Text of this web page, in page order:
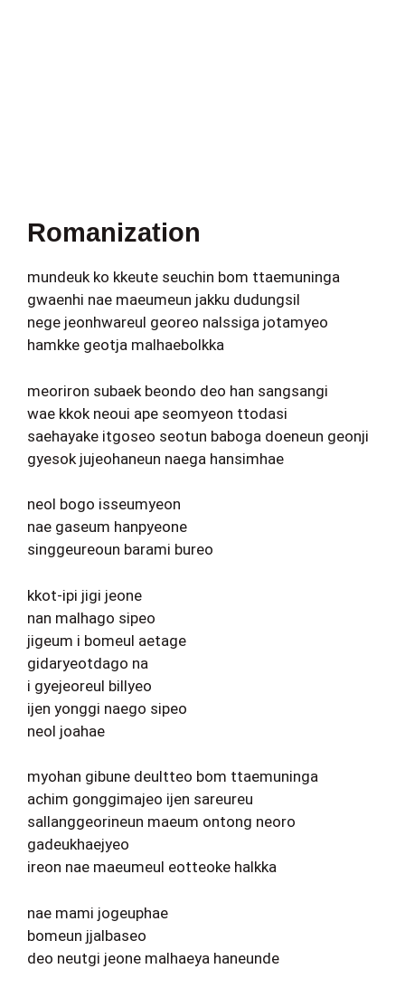
Romanization
mundeuk ko kkeute seuchin bom ttaemuninga
gwaenhi nae maeumeun jakku dudungsil
nege jeonhwareul georeo nalssiga jotamyeo
hamkke geotja malhaebolkka
meoriron subaek beondo deo han sangsangi
wae kkok neoui ape seomyeon ttodasi
saehayake itgoseo seotun baboga doeneun geonji
gyesok jujeohaneun naega hansimhae
neol bogo isseumyeon
nae gaseum hanpyeone
singgeureoun barami bureo
kkot-ipi jigi jeone
nan malhago sipeo
jigeum i bomeul aetage
gidaryeotdago na
i gyejeoreul billyeo
ijen yonggi naego sipeo
neol joahae
myohan gibune deultteo bom ttaemuninga
achim gonggimajeo ijen sareureu
sallanggeorineun maeum ontong neoro
gadeukhaejyeo
ireon nae maeumeul eotteoke halkka
nae mami jogeuphae
bomeun jjalbaseo
deo neutgi jeone malhaeya haneunde